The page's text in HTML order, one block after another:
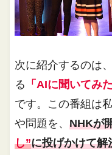
次に紹介するのは
る 「AIに聞いてみ
です。この番組は
や問題を、NHKが
し”に投げかけて解